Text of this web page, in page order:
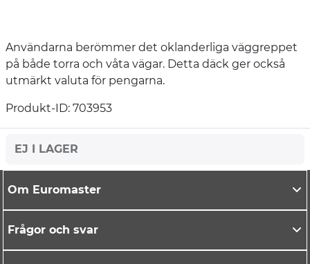
Användarna berömmer det oklanderliga väggreppet
på både torra och våta vägar. Detta däck ger också
utmärkt valuta för pengarna.
Produkt-ID: 703953
EJ I LAGER
Om Euromaster
Frågor och svar